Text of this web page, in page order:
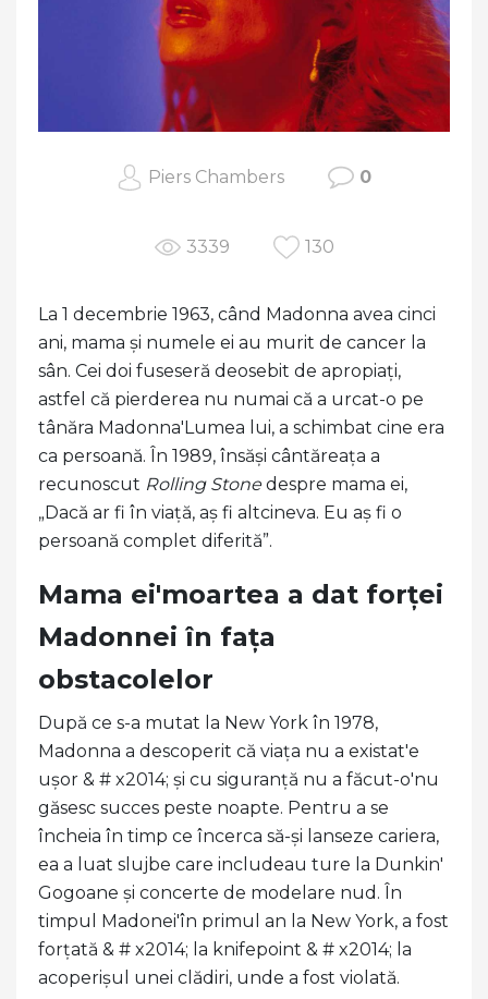
Piers Chambers 0
3339 130
La 1 decembrie 1963, când Madonna avea cinci
ani, mama și numele ei au murit de cancer la
sân. Cei doi fuseseră deosebit de apropiați,
astfel că pierderea nu numai că a urcat-o pe
tânăra Madonna'Lumea lui, a schimbat cine era
ca persoană. În 1989, însăși cântăreața a
recunoscut Rolling Stonedespre mama ei,
„Dacă ar fi în viață, aș fi altcineva. Eu aș fi o
persoană complet diferită”.
Mama ei'moartea a dat forței
Madonnei în fața
obstacolelor
După ce s-a mutat la New York în 1978,
Madonna a descoperit că viața nu a existat'e
ușor & # x2014; și cu siguranță nu a făcut-o'nu
găsesc succes peste noapte. Pentru a se
încheia în timp ce încerca să-și lanseze cariera,
ea a luat slujbe care includeau ture la Dunkin'
Gogoane și concerte de modelare nud. În
timpul Madonei'în primul an la New York, a fost
forțată & # x2014; la knifepoint & # x2014; la
acoperișul unei clădiri, unde a fost violată.